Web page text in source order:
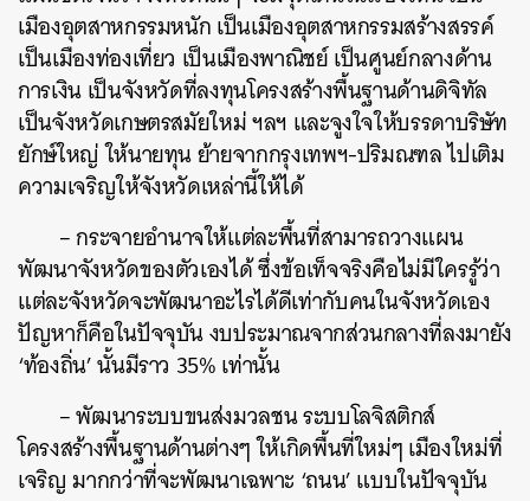
เมืองอุตสาหกรรมหนัก เป็นเมืองอุตสาหกรรมสร้างสรรค์
เป็นเมืองท่องเที่ยว เป็นเมืองพาณิชย์ เป็นศูนย์กลางด้าน
การเงิน เป็นจังหวัดที่ลงทุนโครงสร้างพื้นฐานด้านดิจิทัล
เป็นจังหวัดเกษตรสมัยใหม่ ฯลฯ และจูงใจให้บรรดาบริษัท
ยักษ์ใหญ่ ให้นายทุน ย้ายจากกรุงเทพฯ-ปริมณฑล ไปเติม
ความเจริญให้จังหวัดเหล่านี้ให้ได้
– กระจายอำนาจให้แต่ละพื้นที่สามารถวางแผน
พัฒนาจังหวัดของตัวเองได้ ซึ่งข้อเท็จจริงคือไม่มีใครรู้ว่า
แต่ละจังหวัดจะพัฒนาอะไรได้ดีเท่ากับคนในจังหวัดเอง
ปัญหาก็คือในปัจจุบัน งบประมาณจากส่วนกลางที่ลงมายัง
‘ท้องถิ่น’ นั้นมีราว 35% เท่านั้น
– พัฒนาระบบขนส่งมวลชน ระบบโลจิสติกส์
โครงสร้างพื้นฐานด้านต่างๆ ให้เกิดพื้นที่ใหม่ๆ เมืองใหม่ที่
เจริญ มากกว่าที่จะพัฒนาเฉพาะ ‘ถนน’ แบบในปัจจุบัน